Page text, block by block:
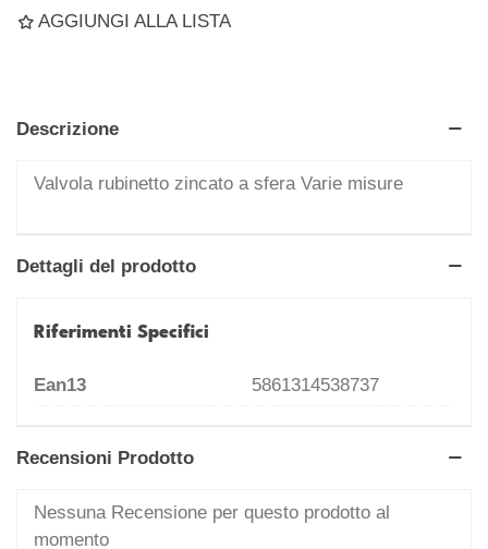
AGGIUNGI ALLA LISTA
Descrizione
Valvola rubinetto zincato a sfera Varie misure
Dettagli del prodotto
Riferimenti Specifici
Ean13 5861314538737
Recensioni Prodotto
Nessuna Recensione per questo prodotto al
momento